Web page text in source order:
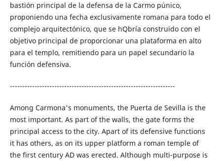
bastión principal de la defensa de la Carmo púnico,
proponiendo una fecha exclusivamente romana para todo el
complejo arquitectónico, que se hQbría construido con el
objetivo principal de proporcionar una plataforma en alto
para el templo, remitiendo para un papel secundario la
función defensiva.
-------------------------------------------------------------------
Among Carmona's monuments, the Puerta de Sevilla is the
most important. As part of the walls, the gate forms the
principal access to the city. Apart of its defensive functions
it has others, as on its upper platform a roman temple of
the first century AD was erected. Although multi-purpose is